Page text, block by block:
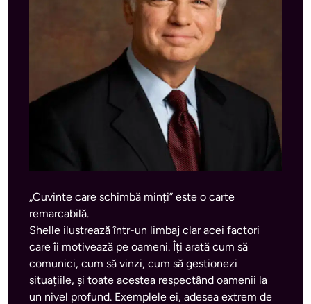
„Cuvinte care schimbă minți” este o carte
remarcabilă.
Shelle ilustrează într-un limbaj clar acei factori
care îi motivează pe oameni. Îți arată cum să
comunici, cum să vinzi, cum să gestionezi
situațiile, și toate acestea respectând oamenii la
un nivel profund. Exemplele ei, adesea extrem de